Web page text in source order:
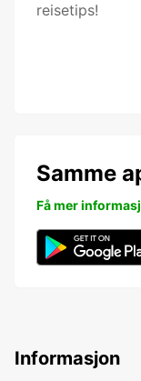
reisetips!
Samme
Få mer
Informasjon